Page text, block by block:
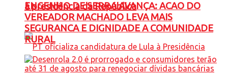
à presidência da República
ENGENHO DE SERRA AVANÇA: ACAO DO
VEREADOR MACHADO LEVA MAIS
SEGURANCA E DIGNIDADE A COMUNIDADE
RURAL